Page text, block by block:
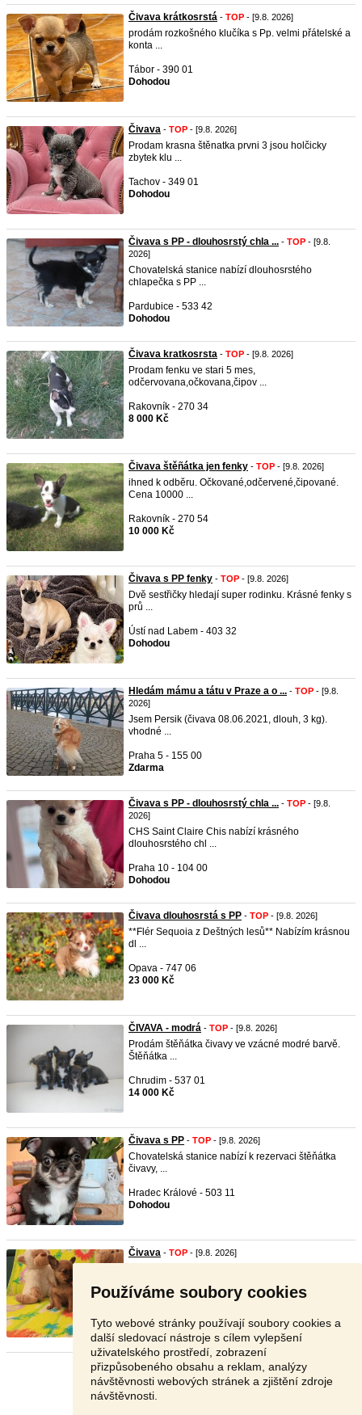
Používáme soubory cookies
Tyto webové stránky používají soubory cookies a
další sledovací nástroje s cílem vylepšení
uživatelského prostředí, zobrazení
přizpůsobeného obsahu a reklam, analýzy
návštěvnosti webových stránek a zjištění zdroje
návštěvnosti.
Čivava krátkosrstá - TOP - [9.8. 2026]
prodám rozkošného klučíka s Pp. velmi přátelské a
konta ...
Tábor - 390 01
Dohodou
Čivava - TOP - [9.8. 2026]
Prodam krasna štěnatka prvni 3 jsou holčicky
zbytek klu ...
Tachov - 349 01
Dohodou
Čivava s PP - dlouhosrstý chla ... - TOP - [9.8.
2026]
Chovatelská stanice nabízí dlouhosrstého
chlapečka s PP ...
Pardubice - 533 42
Dohodou
Čivava kratkosrsta - TOP - [9.8. 2026]
Prodam fenku ve stari 5 mes,
odčervovana,očkovana,čipov ...
Rakovník - 270 34
8 000 Kč
Čivava štěñátka jen fenky - TOP - [9.8. 2026]
ihned k odbĕru. Očkované,odčervené,čipované.
Cena 10000 ...
Rakovník - 270 54
10 000 Kč
Čivava s PP fenky - TOP - [9.8. 2026]
Dvě sestřičky hledají super rodinku. Krásné fenky s
prů ...
Ústí nad Labem - 403 32
Dohodou
Hledám mámu a tátu v Praze a o ... - TOP - [9.8.
2026]
Jsem Persik (čivava 08.06.2021, dlouh, 3 kg).
vhodné ...
Praha 5 - 155 00
Zdarma
Čivava s PP - dlouhosrstý chla ... - TOP - [9.8.
2026]
CHS Saint Claire Chis nabízí krásného
dlouhosrstého chl ...
Praha 10 - 104 00
Dohodou
Čivava dlouhosrstá s PP - TOP - [9.8. 2026]
**Flér Sequoia z Deštných lesů** Nabízím krásnou
dl ...
Opava - 747 06
23 000 Kč
ČIVAVA - modrá - TOP - [9.8. 2026]
Prodám štěňátka čivavy ve vzácné modré barvě.
Štěňátka ...
Chrudim - 537 01
14 000 Kč
Čivava s PP - TOP - [9.8. 2026]
Chovatelská stanice nabízí k rezervaci štěňátka
čivavy, ...
Hradec Králové - 503 11
Dohodou
Čivava - TOP - [9.8. 2026]
10 000 Kč
Stránka: 1 2 3 Další